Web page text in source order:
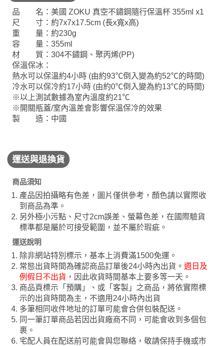
品 名：美國 ZOKU 真空不鏽鋼隨行保溫杯 355ml x1
尺 寸：約7x7x17.5cm (長x寬x高)
重 量：約230g
容 量：355ml
材 質：304不鏽鋼、聚丙烯(PP)
保溫保冰：
熱水可以保溫約4小時 (由約93℃倒入變為約52℃的時間)
冷水可以保冷約17小時 (由約0℃倒入變為約13℃的時間)
※以上測試數據為室內溫度約21℃
※開關瓶蓋/室內溫差會影響保溫保冷的效果
製 造：中國
運送與退換貨
商品須知
產品因拍攝略有色差，圖片僅供參考，顏色請以實際收
到商品為準。
另外極小污點、尺寸2cm誤差、螢幕色差，在國際驗貨
標準都是屬於可接受範圍，並不屬於瑕疵。
運送說明
除非網站特別標示，基本上消費滿1500免運。
常態出貨時間為確認商品訂單後24小時內出貨。 週日及
例假日不出貨 ，因此收貨時間基本上要多等一天。
商品頁標示「預購」、或「客製」之商品，將依實際標
示的出貨時間為主，不適用24小時內出貨
多筆相同收件地址的訂單可能會合併包裝配送。
同一筆訂單商品若因出貨廠商不同，可能會收到多個包
裹。
宅配人員在配送前可能會與您聯絡，敬請保持手機或市